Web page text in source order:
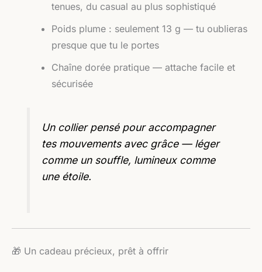
tenues, du casual au plus sophistiqué
Poids plume : seulement 13 g — tu oublieras
presque que tu le portes
Chaîne dorée pratique — attache facile et
sécurisée
Un collier pensé pour accompagner
tes mouvements avec grâce — léger
comme un souffle, lumineux comme
une étoile.
🎁 Un cadeau précieux, prêt à offrir